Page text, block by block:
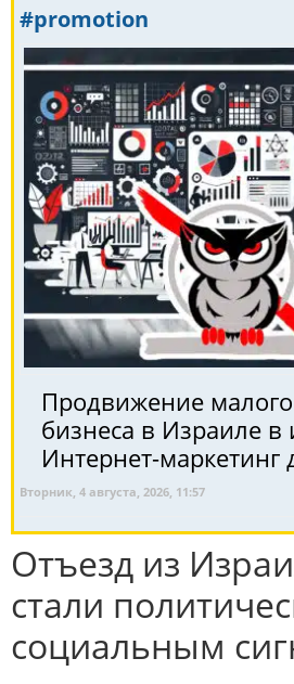
#promotion
Продвижение
бизнеса в Израиле в
Интернет-маркетинг
Вторник, 4 августа, 2026, 11:57
Отъезд из
стали
социальным